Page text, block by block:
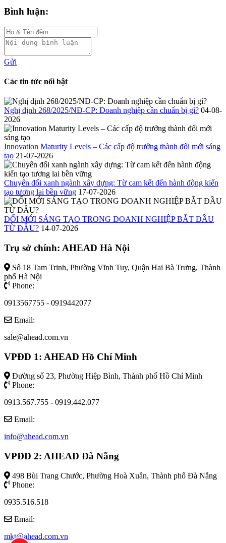
Bình luận:
Gửi
Các tin tức nổi bật
Nghị định 268/2025/NĐ-CP: Doanh nghiệp cần chuẩn bị gì? 04-08-
2026
Innovation Maturity Levels – Các cấp độ trưởng thành đổi mới sáng
tạo 21-07-2026
Chuyển đổi xanh ngành xây dựng: Từ cam kết đến hành động kiến
tạo tương lai bền vững 17-07-2026
ĐỔI MỚI SÁNG TẠO TRONG DOANH NGHIỆP BẮT ĐẦU
TỪ ĐÂU? 14-07-2026
Trụ sở chính: AHEAD Hà Nội
Số 18 Tam Trinh, Phường Vĩnh Tuy, Quận Hai Bà Trưng, Thành
phố Hà Nội
Phone:
0913567755 - 0919442077
Email:
sale@ahead.com.vn
VPĐD 1: AHEAD Hồ Chí Minh
Đường số 23, Phường Hiệp Bình, Thành phố Hồ Chí Minh
Phone:
0913.567.755 - 0919.442.077
Email:
info@ahead.com.vn
VPĐD 2: AHEAD Đà Nẵng
498 Bùi Trang Chước, Phường Hoà Xuân, Thành phố Đà Nẵng
Phone:
0935.516.518
Email:
mkt@ahead.com.vn